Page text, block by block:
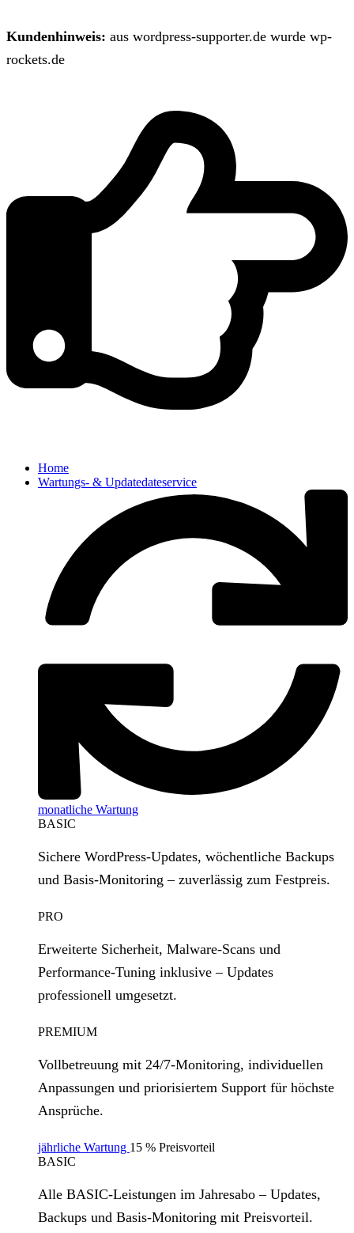
Kundenhinweis: aus wordpress-supporter.de wurde wp-
rockets.de
Home
Wartungs- & Updatedateservice
monatliche Wartung
BASIC
Sichere WordPress‑Updates, wöchentliche Backups
und Basis‑Monitoring – zuverlässig zum Festpreis.
PRO
Erweiterte Sicherheit, Malware‑Scans und
Performance‑Tuning inklusive – Updates
professionell umgesetzt.
PREMIUM
Vollbetreuung mit 24/7‑Monitoring, individuellen
Anpassungen und priorisiertem Support für höchste
Ansprüche.
jährliche Wartung 15 % Preisvorteil
BASIC
Alle BASIC‑Leistungen im Jahresabo – Updates,
Backups und Basis‑Monitoring mit Preisvorteil.